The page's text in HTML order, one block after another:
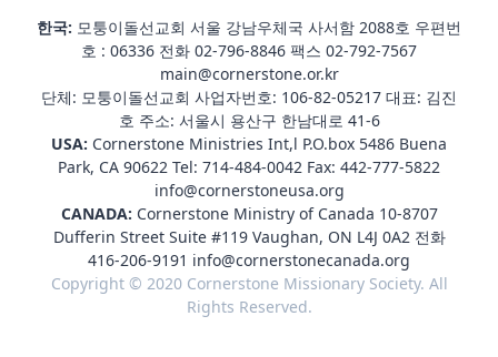
한국: 모퉁이돌선교회 서울 강남우체국 사서함 2088호 우편번
호 : 06336 전화 02-796-8846 팩스 02-792-7567
main@cornerstone.or.kr
단체: 모퉁이돌선교회 사업자번호: 106-82-05217 대표: 김진
호 주소: 서울시 용산구 한남대로 41-6
USA: Cornerstone Ministries Int,l P.O.box 5486 Buena
Park, CA 90622 Tel: 714-484-0042 Fax: 442-777-5822
info@cornerstoneusa.org
CANADA: Cornerstone Ministry of Canada 10-8707
Dufferin Street Suite #119 Vaughan, ON L4J 0A2 전화
416-206-9191 info@cornerstonecanada.org
Copyright © 2020 Cornerstone Missionary Society. All
Rights Reserved.